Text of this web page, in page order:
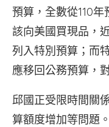
預算，全數從110
該向美國買現品，
列入特別預算；而
應移回公務預算，
邱國正受限時間關
算額度增加等問題。